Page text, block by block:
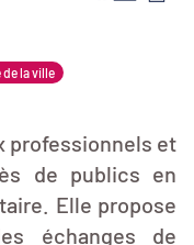
la ville
professionnels et
de publics en
Elle propose
échanges de